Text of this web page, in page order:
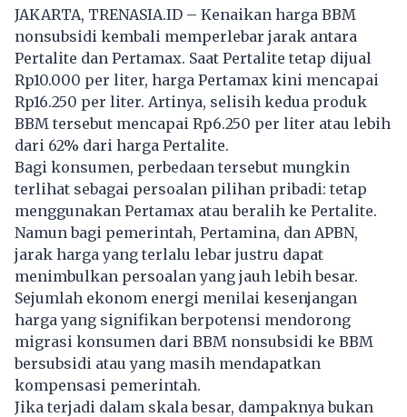
JAKARTA, TRENASIA.ID – Kenaikan harga BBM
nonsubsidi kembali memperlebar jarak antara
Pertalite dan Pertamax. Saat Pertalite tetap dijual
Rp10.000 per liter, harga Pertamax kini mencapai
Rp16.250 per liter. Artinya, selisih kedua produk
BBM tersebut mencapai Rp6.250 per liter atau lebih
dari 62% dari harga Pertalite.
Bagi konsumen, perbedaan tersebut mungkin
terlihat sebagai persoalan pilihan pribadi: tetap
menggunakan Pertamax atau beralih ke Pertalite.
Namun bagi pemerintah, Pertamina, dan APBN,
jarak harga yang terlalu lebar justru dapat
menimbulkan persoalan yang jauh lebih besar.
Sejumlah ekonom energi menilai kesenjangan
harga yang signifikan berpotensi mendorong
migrasi konsumen dari BBM nonsubsidi ke BBM
bersubsidi atau yang masih mendapatkan
kompensasi pemerintah.
Jika terjadi dalam skala besar, dampaknya bukan